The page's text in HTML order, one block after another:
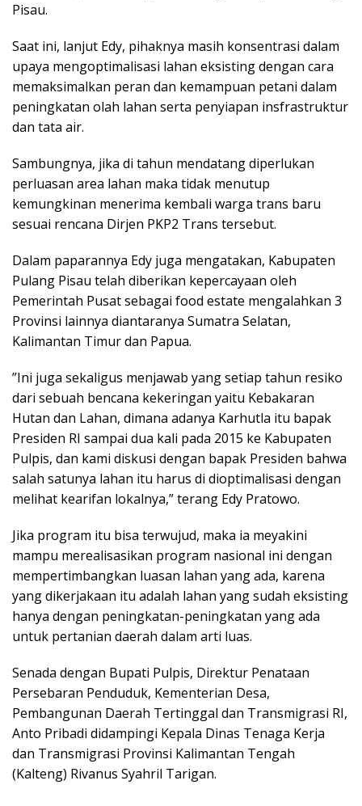
Pisau.
Saat ini, lanjut Edy, pihaknya masih konsentrasi dalam
upaya mengoptimalisasi lahan eksisting dengan cara
memaksimalkan peran dan kemampuan petani dalam
peningkatan olah lahan serta penyiapan insfrastruktur
dan tata air.
Sambungnya, jika di tahun mendatang diperlukan
perluasan area lahan maka tidak menutup
kemungkinan menerima kembali warga trans baru
sesuai rencana Dirjen PKP2 Trans tersebut.
Dalam paparannya Edy juga mengatakan, Kabupaten
Pulang Pisau telah diberikan kepercayaan oleh
Pemerintah Pusat sebagai food estate mengalahkan 3
Provinsi lainnya diantaranya Sumatra Selatan,
Kalimantan Timur dan Papua.
”Ini juga sekaligus menjawab yang setiap tahun resiko
dari sebuah bencana kekeringan yaitu Kebakaran
Hutan dan Lahan, dimana adanya Karhutla itu bapak
Presiden RI sampai dua kali pada 2015 ke Kabupaten
Pulpis, dan kami diskusi dengan bapak Presiden bahwa
salah satunya lahan itu harus di dioptimalisasi dengan
melihat kearifan lokalnya,” terang Edy Pratowo.
Jika program itu bisa terwujud, maka ia meyakini
mampu merealisasikan program nasional ini dengan
mempertimbangkan luasan lahan yang ada, karena
yang dikerjakaan itu adalah lahan yang sudah eksisting
hanya dengan peningkatan-peningkatan yang ada
untuk pertanian daerah dalam arti luas.
Senada dengan Bupati Pulpis, Direktur Penataan
Persebaran Penduduk, Kementerian Desa,
Pembangunan Daerah Tertinggal dan Transmigrasi RI,
Anto Pribadi didampingi Kepala Dinas Tenaga Kerja
dan Transmigrasi Provinsi Kalimantan Tengah
(Kalteng) Rivanus Syahril Tarigan.